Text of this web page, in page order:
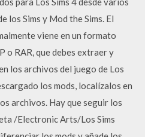
los Sims y Mod the Sims. El
viene en un formato
o RAR, que debes extraer y
los archivos del juego de Los
los mods, localízalos en
archivos. Hay que seguir los
/Electronic Arts/Los Sims